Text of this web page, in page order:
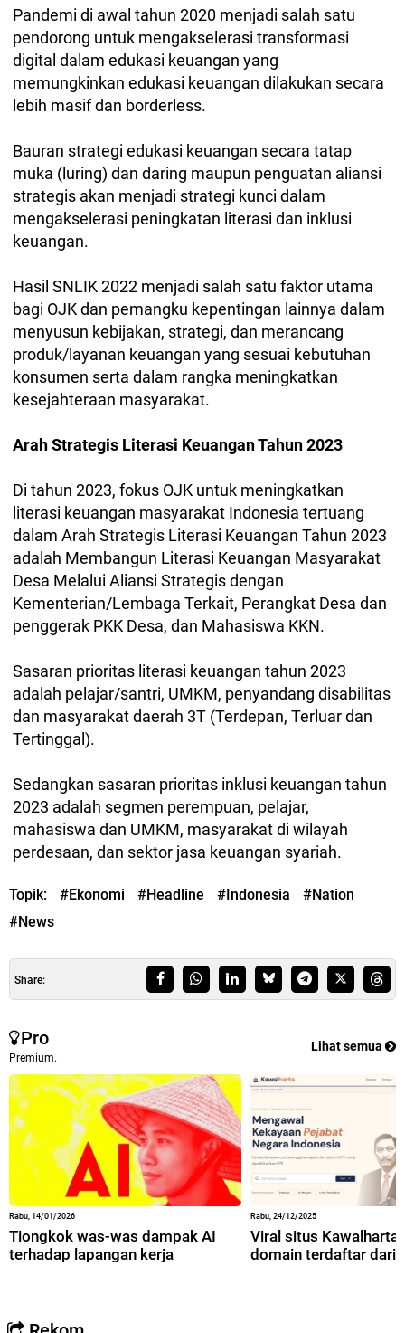
Pandemi di awal tahun 2020 menjadi salah satu
pendorong untuk mengakselerasi transformasi
digital dalam edukasi keuangan yang
memungkinkan edukasi keuangan dilakukan secara
lebih masif dan borderless.
Bauran strategi edukasi keuangan secara tatap
muka (luring) dan daring maupun penguatan aliansi
strategis akan menjadi strategi kunci dalam
mengakselerasi peningkatan literasi dan inklusi
keuangan.
Hasil SNLIK 2022 menjadi salah satu faktor utama
bagi OJK dan pemangku kepentingan lainnya dalam
menyusun kebijakan, strategi, dan merancang
produk/layanan keuangan yang sesuai kebutuhan
konsumen serta dalam rangka meningkatkan
kesejahteraan masyarakat.
Arah Strategis Literasi Keuangan Tahun 2023
Di tahun 2023, fokus OJK untuk meningkatkan
literasi keuangan masyarakat Indonesia tertuang
dalam Arah Strategis Literasi Keuangan Tahun 2023
adalah Membangun Literasi Keuangan Masyarakat
Desa Melalui Aliansi Strategis dengan
Kementerian/Lembaga Terkait, Perangkat Desa dan
penggerak PKK Desa, dan Mahasiswa KKN.
Sasaran prioritas literasi keuangan tahun 2023
adalah pelajar/santri, UMKM, penyandang disabilitas
dan masyarakat daerah 3T (Terdepan, Terluar dan
Tertinggal).
Sedangkan sasaran prioritas inklusi keuangan tahun
2023 adalah segmen perempuan, pelajar,
mahasiswa dan UMKM, masyarakat di wilayah
perdesaan, dan sektor jasa keuangan syariah.
Topik: #Ekonomi #Headline #Indonesia
#Nation
#News
Share:
Pro
Premium.
Lihat semua
Rabu, 14/01/2026
Tiongkok was-was dampak AI
terhadap lapangan kerja
Rabu, 24/12/2025
Viral situs
domain terdaftar dari